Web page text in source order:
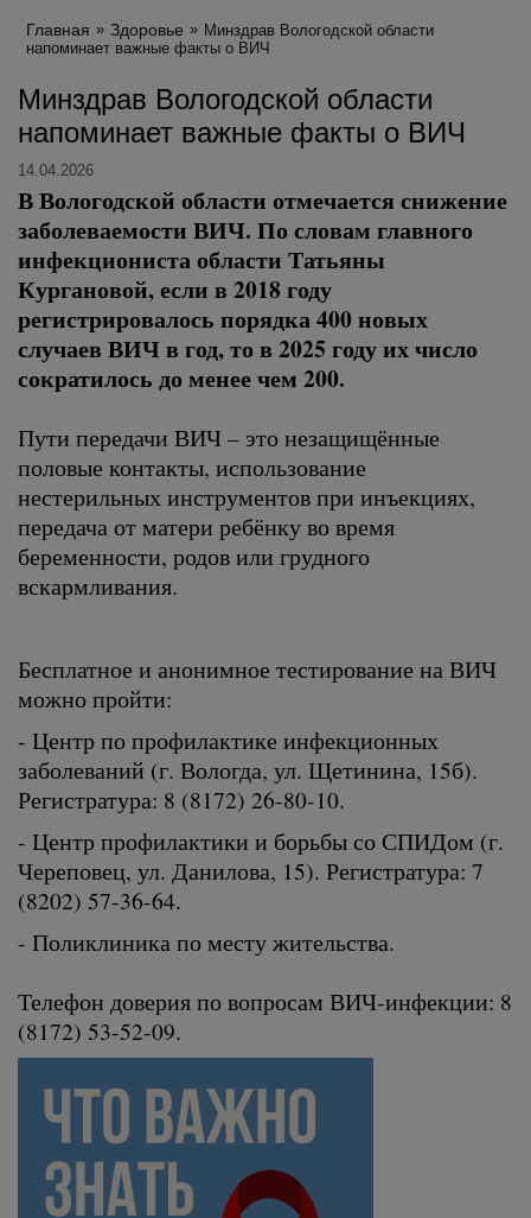
Главная Здоровье
Минздрав Вологодской области
напоминает важные факты о ВИЧ
Минздрав Вологодской области
напоминает важные факты о ВИЧ
14.04.2026
В Вологодской области отмечается снижение
заболеваемости ВИЧ. По словам главного
инфекциониста области Татьяны
Кургановой, если в 2018 году
регистрировалось порядка 400 новых
случаев ВИЧ в год, то в 2025 году их число
сократилось до менее чем 200.
Пути передачи ВИЧ – это незащищённые
половые контакты, использование
нестерильных инструментов при инъекциях,
передача от матери ребёнку во время
беременности, родов или грудного
вскармливания.
Бесплатное и анонимное тестирование на ВИЧ
можно пройти:
- Центр по профилактике инфекционных
заболеваний (г. Вологда, ул. Щетинина, 15б).
Регистратура: 8 (8172) 26-80-10.
- Центр профилактики и борьбы со СПИДом (г.
Череповец, ул. Данилова, 15). Регистратура: 7
(8202) 57-36-64.
- Поликлиника по месту жительства.
Телефон доверия по вопросам ВИЧ-инфекции: 8
(8172) 53-52-09.